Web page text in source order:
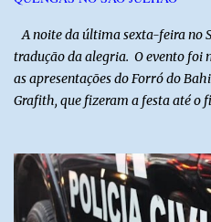
A noite da última sexta-feira no
tradução da alegria. O evento foi
as apresentações do Forró do
Grafith, que fizeram a festa até o
tradicional Quadrilha das
com muita criatividade, alegria e
acompanhar cada passo desse